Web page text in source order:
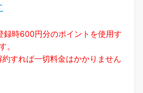
録時600円分のポイントを使用す
。
すれば一切料金はかかりません